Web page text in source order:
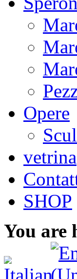
Opere
vetrina
SHOP
You are